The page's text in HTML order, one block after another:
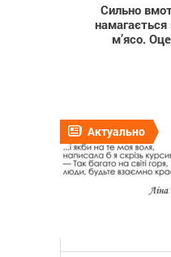
Сильно
м’ясо.
Актуально